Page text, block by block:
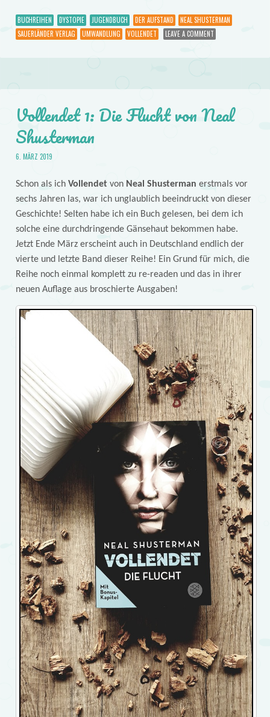
BUCHREIHEN DYSTOPIE JUGENDBUCH DER AUFSTAND
NEAL SHUSTERMAN
SAUERLÄNDER VERLAG
UMWANDLUNG VOLLENDET LEAVE A COMMENT
Vollendet 1: Die Flucht von Neal
Shusterman
6. MÄRZ 2019
Schon als ich Vollendetvon Neal Shusterman erstmals vor
sechs Jahren las, war ich unglaublich beeindruckt von dieser
Geschichte! Selten habe ich ein Buch gelesen, bei dem ich
solche eine durchdringende Gänsehaut bekommen habe.
Jetzt Ende März erscheint auch in Deutschland endlich der
vierte und letzte Band dieser Reihe! Ein Grund für mich, die
Reihe noch einmal komplett zu re-readen und das in ihrer
neuen Auflage aus broschierte Ausgaben!